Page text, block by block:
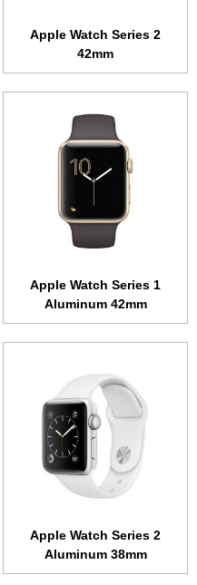
Apple Watch Series 2
42mm
Apple Watch Series 1
Aluminum 42mm
Apple Watch Series 2
Aluminum 38mm
الذاكرة الداخلية:8 جيجابايت
نظام التشغيل:
ثنائي النواة 780 ميجاهرتز
الشاشة:
الذاكرة الداخلية:32 أو 128 أو 256 جيجابايت
الكاميرا: مزدوجة بدقة 12 ميجابكسل لكل واحدة
رباعي النواة 2.34 جيجاهرتز